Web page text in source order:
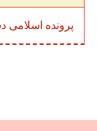
پرونده اسلامی